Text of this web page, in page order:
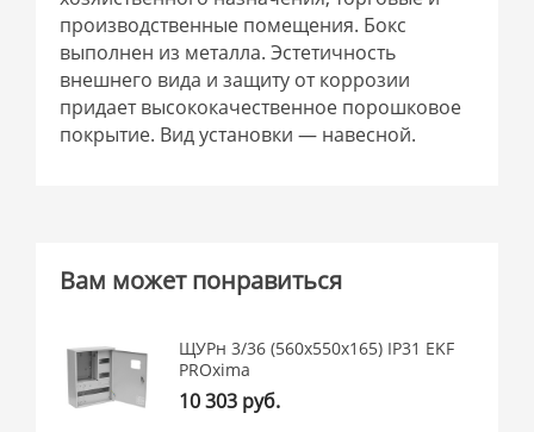
производственные помещения. Бокс
выполнен из металла. Эстетичность
внешнего вида и защиту от коррозии
придает высококачественное порошковое
покрытие. Вид установки — навесной.
Вам может понравиться
ЩУРн 3/36 (560х550х165) IP31 EKF
PROxima
10 303 руб.